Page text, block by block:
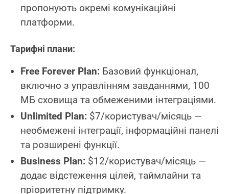
пропонують окремі комунікаційні
платформи.
Тарифні плани:
Free Forever Plan: Базовий функціонал,
включно з управлінням завданнями, 100
МБ сховища та обмеженими інтеграціями.
Unlimited Plan: $7/користувач/місяць —
необмежені інтеграції, інформаційні панелі
та розширені функції.
Business Plan: $12/користувач/місяць —
додає відстеження цілей, таймлайни та
пріоритетну підтримку.